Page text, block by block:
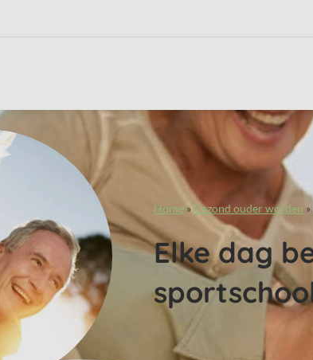
Home» Gezond ouder worden »
Elke dag